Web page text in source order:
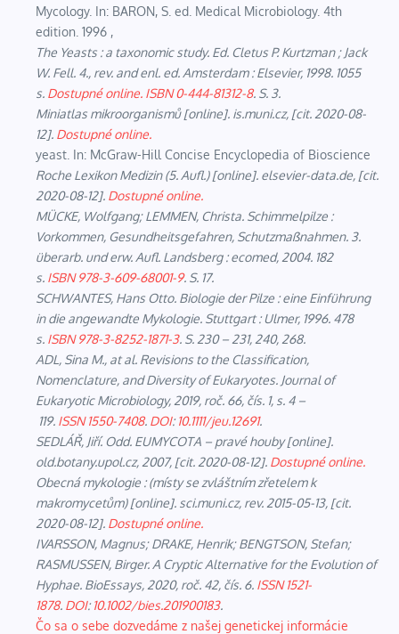
Mycology. In: BARON, S. ed. Medical Microbiology. 4th
edition. 1996 ,
The Yeasts : a taxonomic study. Ed. Cletus P. Kurtzman ; Jack
W. Fell. 4., rev. and enl. ed. Amsterdam : Elsevier, 1998. 1055
s. Dostupné online. ISBN0-444-81312-8. S. 3.
Miniatlas mikroorganismů[online]. is.muni.cz, [cit. 2020-08-
12]. Dostupné online.
yeast. In: McGraw-Hill Concise Encyclopedia of Bioscience
Roche Lexikon Medizin (5. Aufl.)[online]. elsevier-data.de, [cit.
2020-08-12]. Dostupné online.
MÜCKE, Wolfgang; LEMMEN, Christa. Schimmelpilze :
Vorkommen, Gesundheitsgefahren, Schutzmaßnahmen. 3.
überarb. und erw. Aufl. Landsberg : ecomed, 2004. 182
s. ISBN978-3-609-68001-9. S. 17.
SCHWANTES, Hans Otto. Biologie der Pilze : eine Einführung
in die angewandte Mykologie. Stuttgart : Ulmer, 1996. 478
s. ISBN978-3-8252-1871-3. S. 230 – 231, 240, 268.
ADL, Sina M., at al. Revisions to the Classification,
Nomenclature, and Diversity of Eukaryotes. Journal of
Eukaryotic Microbiology, 2019, roč. 66, čís. 1, s. 4 –
119. ISSN 1550-7408. DOI:10.1111/jeu.12691.
SEDLÁŘ, Jiří.Odd. EUMYCOTA – pravé houby[online].
old.botany.upol.cz, 2007, [cit. 2020-08-12]. Dostupné online.
Obecná mykologie : (místy se zvláštním zřetelem k
makromycetům)[online]. sci.muni.cz, rev. 2015-05-13, [cit.
2020-08-12]. Dostupné online.
IVARSSON, Magnus; DRAKE, Henrik; BENGTSON, Stefan;
RASMUSSEN, Birger. A Cryptic Alternative for the Evolution of
Hyphae. BioEssays, 2020, roč. 42, čís. 6. ISSN 1521-
1878. DOI:10.1002/bies.201900183.
Čo sa o sebe dozvedáme z našej genetickej informácie